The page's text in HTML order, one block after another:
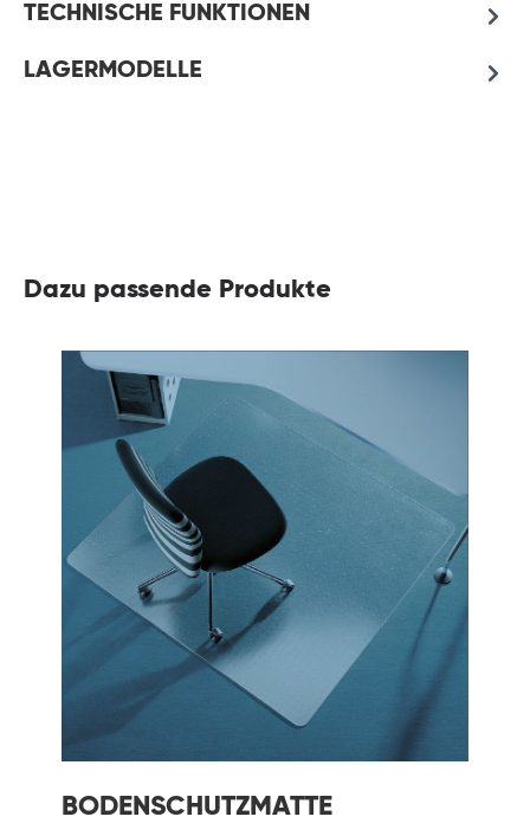
TECHNISCHE FUNKTIONEN
LAGERMODELLE
Dazu passende Produkte
BODENSCHUTZMATTE